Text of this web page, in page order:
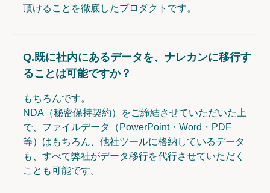
頂けることを徹底したプロダクトです。
Q.既に社内にあるデータを、ナレカンに移行す
ることは可能ですか？
もちろんです。
NDA（秘密保持契約）をご締結させていただいた上
で、ファイルデータ（PowerPoint・Word・PDF
等）はもちろん、他社ツールに格納しているデータ
も、すべて弊社がデータ移行を代行させていただく
ことも可能です。